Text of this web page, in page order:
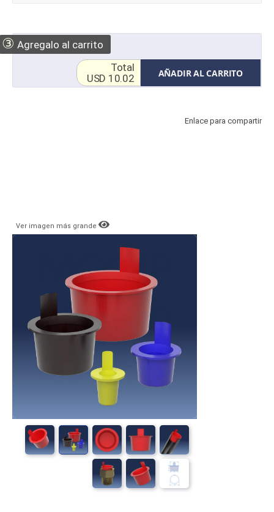
③ Agregalo al carrito
AÑADIR AL CARRITO
Total
USD 10.02
Enlace para compartir
Ver imagen más grande